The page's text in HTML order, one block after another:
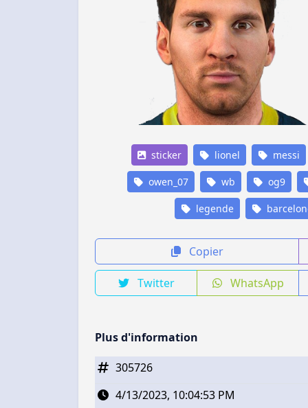
sticker lionel messi
owen_07 wb og9
legende
Copier
Twitter WhatsApp
Plus d'information
305726
4/13/2023, 10:04:53 PM